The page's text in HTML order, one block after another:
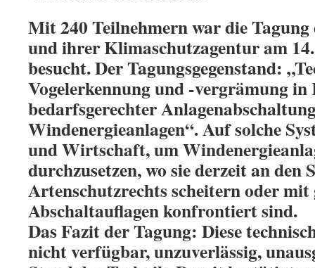
Mit 240 Teilnehmern war die
und ihrer Klimaschutzagentur am
besucht. Der Tagungsgegenstand:
Vogelerkennung und -vergrämung
bedarfsgerechter
Windenergieanlagen“. Auf solche
und Wirtschaft, um
durchzusetzen, wo sie derzeit an den
Artenschutzrechts scheitern oder mit
Abschaltauflagen konfrontiert sind.
Das Fazit der Tagung: Diese
nicht verfügbar, unzuverlässig,